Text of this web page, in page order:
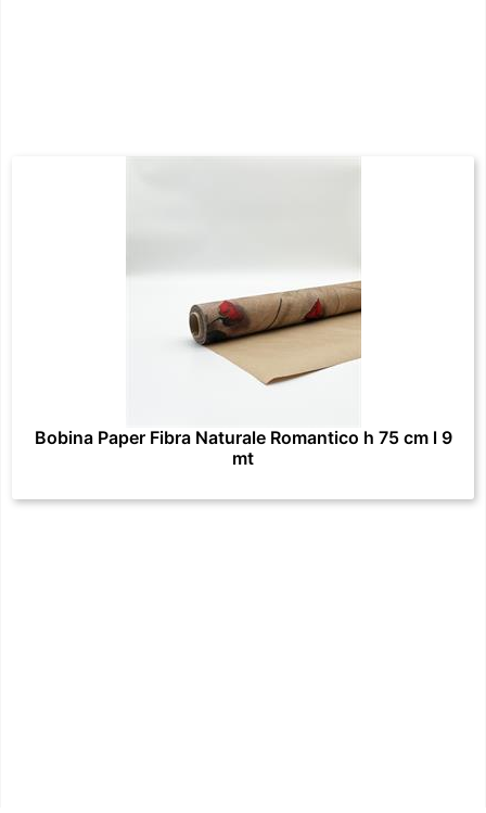
Bobina Paper Fibra Naturale Romantico h 75 cm l 9
mt